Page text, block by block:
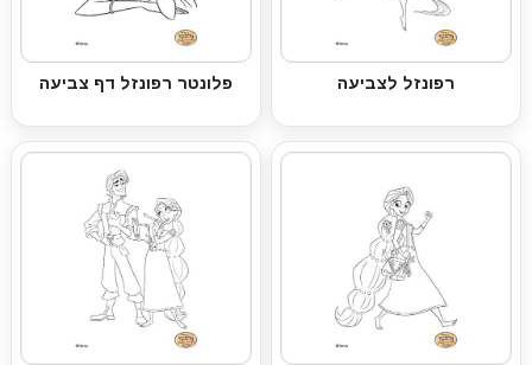
רפונזל לצביעה פלונטר רפונזל דף צביעה